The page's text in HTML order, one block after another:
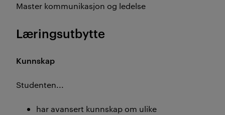
Master kommunikasjon og ledelse
Læringsutbytte
Kunnskap
Studenten...
har avansert kunnskap om ulike